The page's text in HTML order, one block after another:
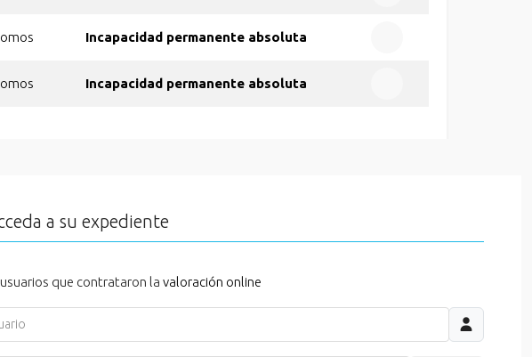
Incapacidad permanente absoluta
Incapacidad permanente absoluta
a su expediente
que contrataron la valoración online